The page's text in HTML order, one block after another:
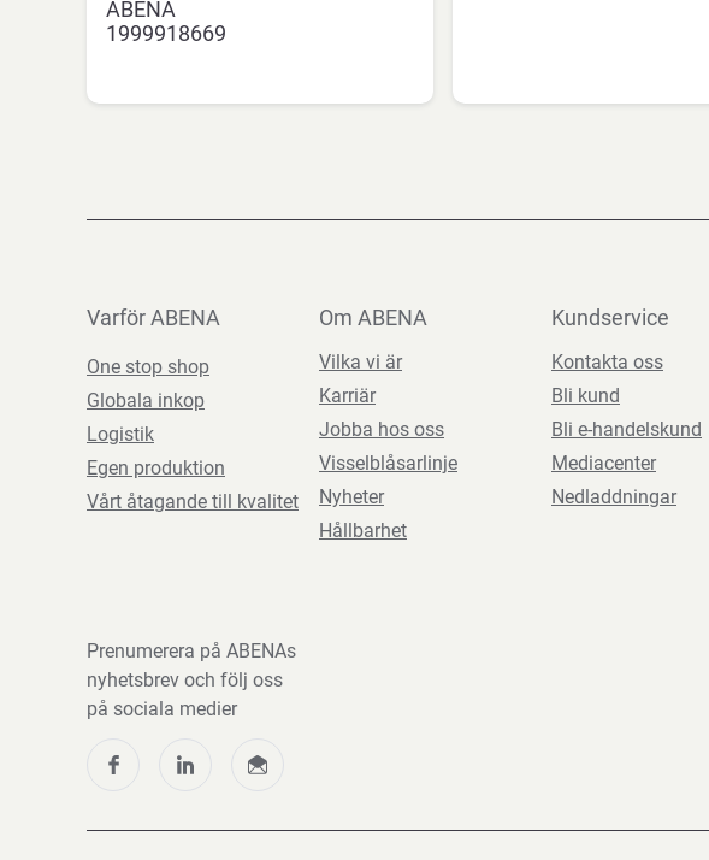
ABENA
1999918669
Varför ABENA
One stop shop
Globala inkop
Logistik
Egen produktion
Vårt åtagande till kvalitet
Om ABENA
Vilka vi är
Karriär
Jobba hos oss
Visselblåsarlinje
Nyheter
Hållbarhet
Kundservice
Kontakta oss
Bli kund
Bli e-handelskund
Mediacenter
Nedladdningar
Prenumerera på ABENAs
nyhetsbrev och följ oss
på sociala medier